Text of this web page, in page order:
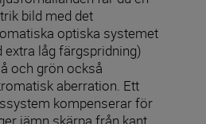
bild med det
optiska systemet
extra låg färgspridning)
och grön också
aberration. Ett
kompenserar för